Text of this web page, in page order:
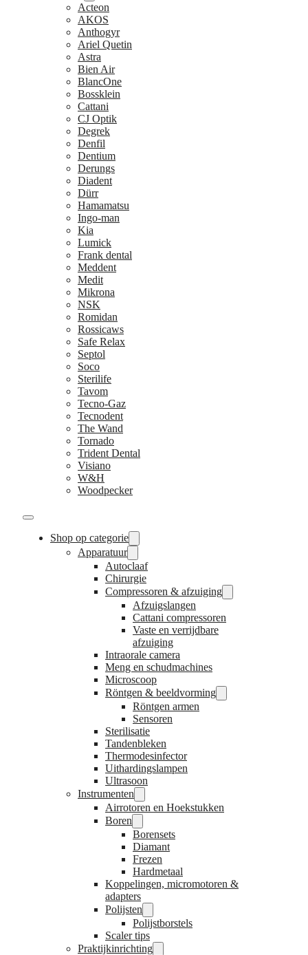
Acteon
AKOS
Anthogyr
Ariel Quetin
Astra
Bien Air
BlancOne
Bossklein
Cattani
CJ Optik
Degrek
Denfil
Dentium
Derungs
Diadent
Dürr
Hamamatsu
Ingo-man
Kia
Lumick
Frank dental
Meddent
Medit
Mikrona
NSK
Romidan
Rossicaws
Safe Relax
Septol
Soco
Sterilife
Tavom
Tecno-Gaz
Tecnodent
The Wand
Tornado
Trident Dental
Visiano
W&H
Woodpecker
Shop op categorie
Apparatuur
Autoclaaf
Chirurgie
Compressoren & afzuiging
Afzuigslangen
Cattani compressoren
Vaste en verrijdbare
afzuiging
Intraorale camera
Meng en schudmachines
Microscoop
Röntgen & beeldvorming
Röntgen armen
Sensoren
Sterilisatie
Tandenbleken
Thermodesinfector
Uithardingslampen
Ultrasoon
Instrumenten
Airrotoren en Hoekstukken
Boren
Borensets
Diamant
Frezen
Hardmetaal
Koppelingen, micromotoren &
adapters
Polijsten
Polijstborstels
Scaler tips
Praktijkinrichting